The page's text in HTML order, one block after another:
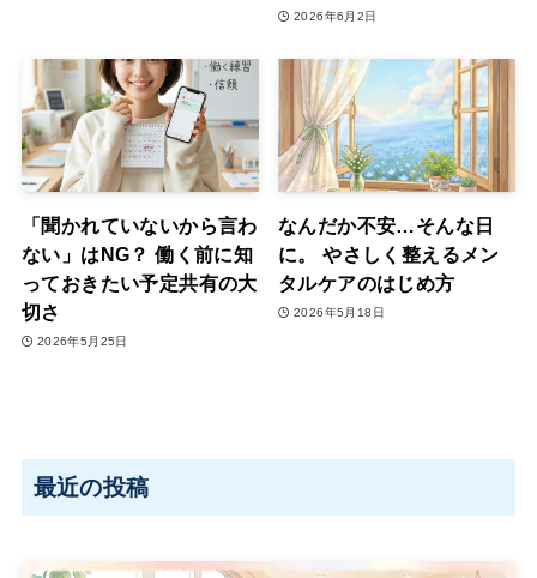
2026年6月2日
「聞かれていないから言わ
ない」はNG？ 働く前に知
っておきたい予定共有の大
切さ
2026年5月25日
なんだか不安…そんな日
に。 やさしく整えるメン
タルケアのはじめ方
2026年5月18日
最近の投稿